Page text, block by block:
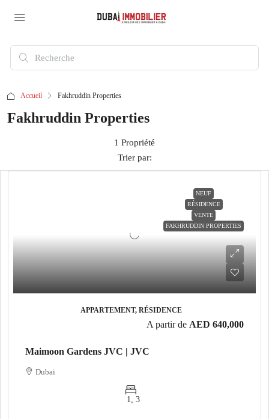
Accueil Fakhruddin Properties
Fakhruddin Properties
1 Propriété
Trier par:
NEUF
RÉSIDENCE
VENTE
FAKHRUDDIN PROPERTIES
APPARTEMENT, RÉSIDENCE
A partir de AED 640,000
Maimoon Gardens JVC | JVC
Dubai
1, 3